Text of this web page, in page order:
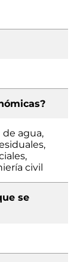
agua,
civil
se